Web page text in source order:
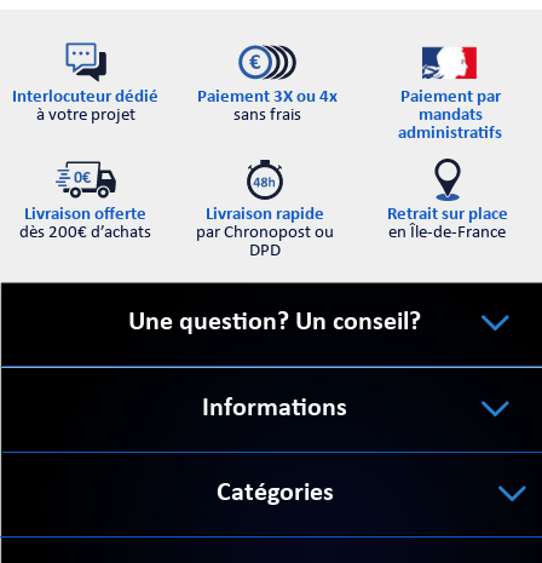
Interlocuteur dédié
à votre projet
Paiement 3X ou 4x
sans frais
Paiement par
mandats
administratifs
Livraison offerte
dès 200€ d’achats
Livraison rapide
par Chronopost ou
DPD
Retrait sur place
en Île-de-France
Une question? Un conseil?
Informations
Catégories